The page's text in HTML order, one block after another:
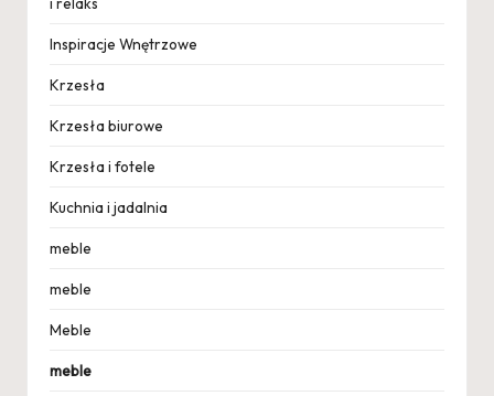
Inspiracje Wnętrzowe
Krzesła
Krzesła biurowe
Krzesła i fotele
Kuchnia i jadalnia
meble
meble
Meble
meble